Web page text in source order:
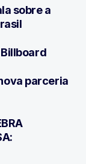
sobre a
parceria